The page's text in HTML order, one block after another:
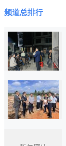
频道总排行